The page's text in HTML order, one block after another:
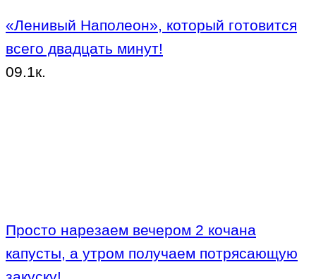
«Ленивый Наполеон», который готовится
всего двадцать минут!
09.1к.
Просто нарезаем вечером 2 кочана
капусты, а утром получаем потрясающую